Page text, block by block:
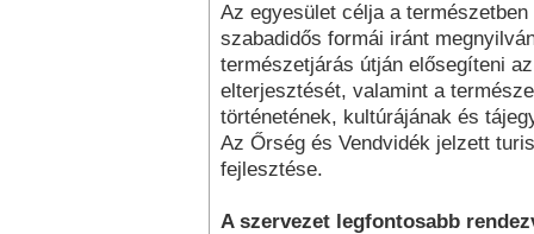
Az egyesület célja a
szabadidős formái iránt
természetjárás útján elősegíteni
elterjesztését, valamint a
történetének, kultúrájának és
Az Őrség és Vendvidék jelzett
fejlesztése.
A szervezet legfontosabb